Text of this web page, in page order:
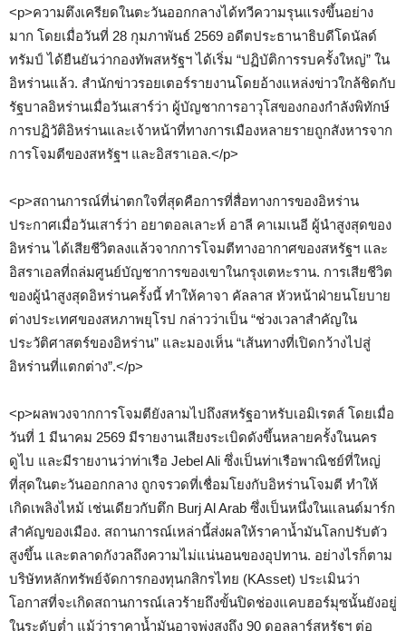
<p>ความตึงเครียดในตะวันออกกลางได้ทวีความรุนแรงขึ้นอย่าง
มาก โดยเมื่อวันที่ 28 กุมภาพันธ์ 2569 อดีตประธานาธิบดีโดนัลด์
ทรัมป์ ได้ยืนยันว่ากองทัพสหรัฐฯ ได้เริ่ม “ปฏิบัติการรบครั้งใหญ่” ใน
อิหร่านแล้ว. สำนักข่าวรอยเตอร์รายงานโดยอ้างแหล่งข่าวใกล้ชิดกับ
รัฐบาลอิหร่านเมื่อวันเสาร์ว่า ผู้บัญชาการอาวุโสของกองกำลังพิทักษ์
การปฏิวัติอิหร่านและเจ้าหน้าที่ทางการเมืองหลายรายถูกสังหารจาก
การโจมตีของสหรัฐฯ และอิสราเอล.</p>
<p>สถานการณ์ที่น่าตกใจที่สุดคือการที่สื่อทางการของอิหร่าน
ประกาศเมื่อวันเสาร์ว่า อยาตอลเลาะห์ อาลี คาเมเนอี ผู้นำสูงสุดของ
อิหร่าน ได้เสียชีวิตลงแล้วจากการโจมตีทางอากาศของสหรัฐฯ และ
อิสราเอลที่ถล่มศูนย์บัญชาการของเขาในกรุงเตหะราน. การเสียชีวิต
ของผู้นำสูงสุดอิหร่านครั้งนี้ ทำให้คาจา คัลลาส หัวหน้าฝ่ายนโยบาย
ต่างประเทศของสหภาพยุโรป กล่าวว่าเป็น “ช่วงเวลาสำคัญใน
ประวัติศาสตร์ของอิหร่าน” และมองเห็น “เส้นทางที่เปิดกว้างไปสู่
อิหร่านที่แตกต่าง”.</p>
<p>ผลพวงจากการโจมตียังลามไปถึงสหรัฐอาหรับเอมิเรตส์ โดยเมื่อ
วันที่ 1 มีนาคม 2569 มีรายงานเสียงระเบิดดังขึ้นหลายครั้งในนคร
ดูไบ และมีรายงานว่าท่าเรือ Jebel Ali ซึ่งเป็นท่าเรือพาณิชย์ที่ใหญ่
ที่สุดในตะวันออกกลาง ถูกจรวดที่เชื่อมโยงกับอิหร่านโจมตี ทำให้
เกิดเพลิงไหม้ เช่นเดียวกับตึก Burj Al Arab ซึ่งเป็นหนึ่งในแลนด์มาร์ก
สำคัญของเมือง. สถานการณ์เหล่านี้ส่งผลให้ราคาน้ำมันโลกปรับตัว
สูงขึ้น และตลาดกังวลถึงความไม่แน่นอนของอุปทาน. อย่างไรก็ตาม
บริษัทหลักทรัพย์จัดการกองทุนกสิกรไทย (KAsset) ประเมินว่า
โอกาสที่จะเกิดสถานการณ์เลวร้ายถึงขั้นปิดช่องแคบฮอร์มุซนั้นยังอยู่
ในระดับต่ำ แม้ว่าราคาน้ำมันอาจพุ่งสูงถึง 90 ดอลลาร์สหรัฐฯ ต่อ